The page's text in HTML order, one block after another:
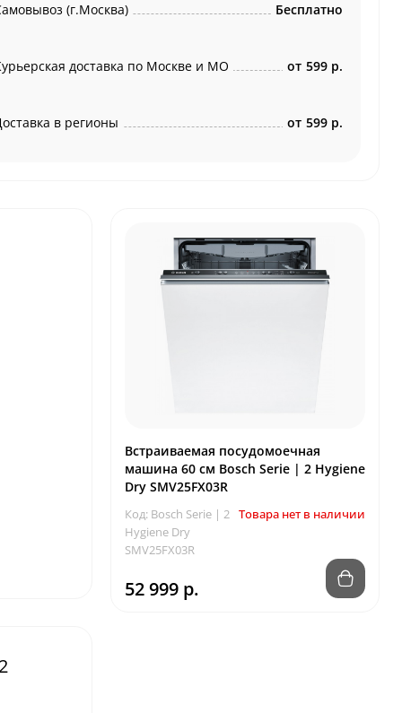
(г.Москва) Бесплатно
доставка по Москве и МО от 599 р.
в регионы от 599 р.
Встраиваемая посудомоечная
машина 60 см Bosch Serie | 2 Hygiene
Dry SMV25FX03R
Код: Bosch Serie | 2
Hygiene Dry
SMV25FX03R
Товара нет в наличии
52 999 р.